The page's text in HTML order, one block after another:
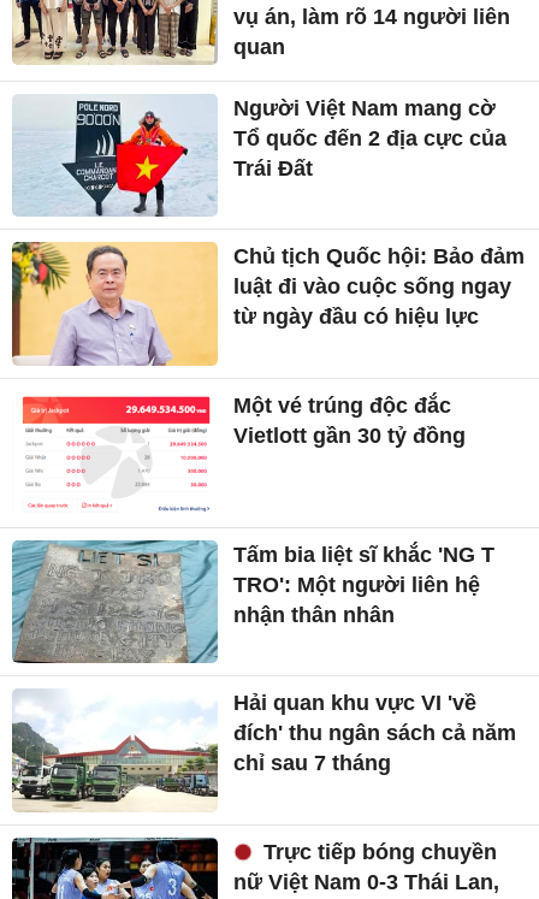
vụ án, làm rõ 14 người liên
quan
Người Việt Nam mang cờ
Tổ quốc đến 2 địa cực của
Trái Đất
Chủ tịch Quốc hội: Bảo đảm
luật đi vào cuộc sống ngay
từ ngày đầu có hiệu lực
Một vé trúng độc đắc
Vietlott gần 30 tỷ đồng
Tấm bia liệt sĩ khắc 'NG T
TRO': Một người liên hệ
nhận thân nhân
Hải quan khu vực VI 'về
đích' thu ngân sách cả năm
chỉ sau 7 tháng
Trực tiếp bóng chuyền
nữ Việt Nam 0-3 Thái Lan,